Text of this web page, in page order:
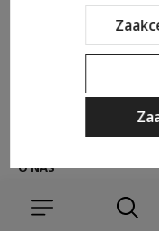
O NAS